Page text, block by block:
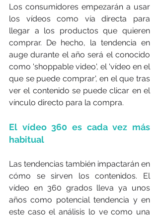
Los consumidores empezarán a usar
los vídeos como vía directa para
llegar a los productos que quieren
comprar. De hecho, la tendencia en
auge durante el año será el conocido
como 'shoppable video', el 'vídeo en el
que se puede comprar', en el que tras
ver el contenido se puede clicar en el
vínculo directo para la compra.
El vídeo 360 es cada vez más
habitual
Las tendencias también impactarán en
cómo se sirven los contenidos. El
vídeo en 360 grados lleva ya unos
años como potencial tendencia y en
este caso el análisis lo ve como una